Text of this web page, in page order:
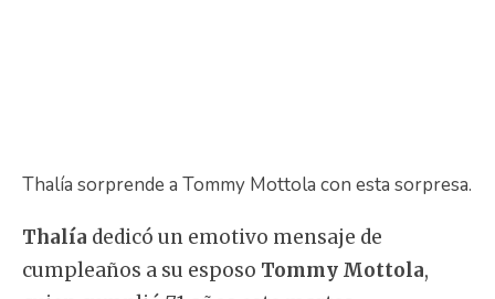
Thalía sorprende a Tommy Mottola con esta sorpresa.
Thalía dedicó un emotivo mensaje de
cumpleaños a su esposo Tommy Mottola,